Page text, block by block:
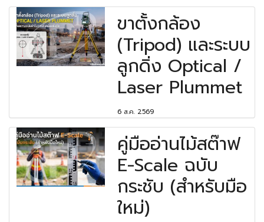
ขาตั้งกล้อง
(Tripod) และระบบ
ลูกดิ่ง Optical /
Laser Plummet
6 ส.ค. 2569
คู่มืออ่านไม้สต๊าฟ
E-Scale ฉบับ
กระชับ (สำหรับมือ
ใหม่)